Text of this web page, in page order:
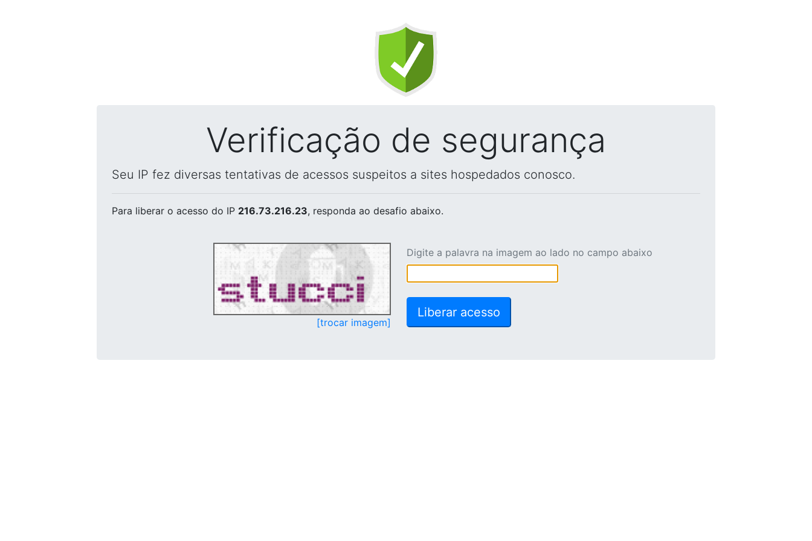
Verificação de segurança
Seu IP fez diversas tentativas de acessos suspeitos a sites hospedados conosco.
Para liberar o acesso do IP 216.73.216.23, responda ao desafio abaixo.
[trocar imagem]
Digite a palavra na imagem ao lado no campo abaixo